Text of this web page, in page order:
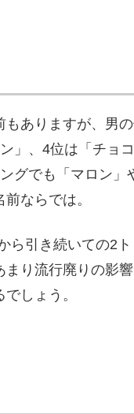
ありますが、男
」、4位は「チョ
グでも「マロン」
ならでは。
ら引き続いての2
り流行廃りの影
しょう。